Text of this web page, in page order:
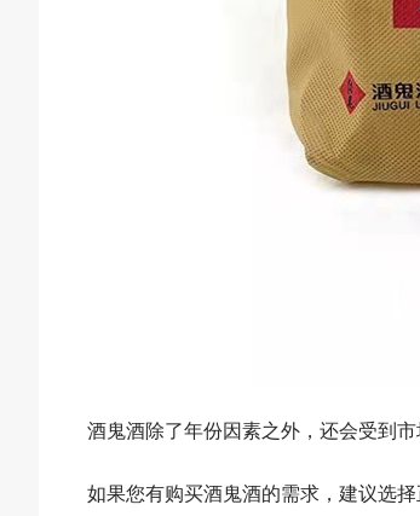
酒鬼酒除了年份因素之外，还会受到
如果您有购买酒鬼酒的需求，建议选